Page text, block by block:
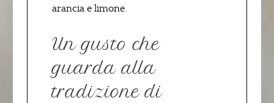
arancia e limone.
Un gusto che
guarda alla
tradizione di